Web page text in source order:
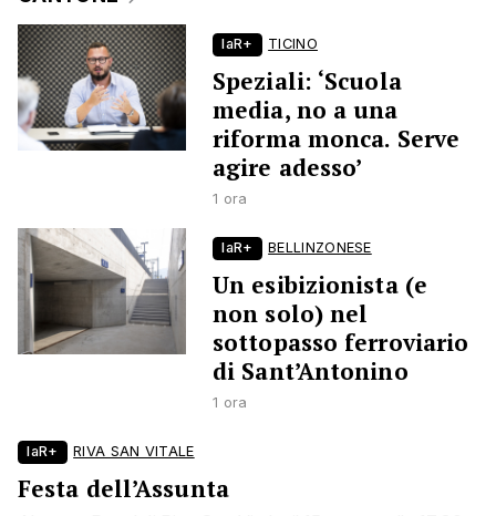
laR+ TICINO
Speziali: ‘Scuola
media, no a una
riforma monca. Serve
agire adesso’
1 ora
laR+ BELLINZONESE
Un esibizionista (e
non solo) nel
sottopasso ferroviario
di Sant’Antonino
1 ora
laR+ RIVA SAN VITALE
Festa dell’Assunta